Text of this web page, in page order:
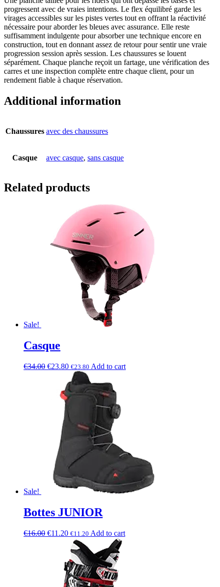
progressent avec de vraies intentions. Le flex équilibré garde les
virages accessibles sur les pistes vertes tout en offrant la réactivité
nécessaire pour aborder les bleues avec assurance. Elle reste
suffisamment indulgente pour absorber une technique encore en
construction, tout en donnant assez de retour pour sentir une vraie
progression session après session. Les chaussures se louent
séparément. Chaque planche reçoit un fartage, une vérification des
carres et une inspection complète entre chaque client, pour un
rendement fiable à chaque réservation.
Additional information
Chaussures avec des chaussures
Casque avec casque, sans casque
Related products
Sale!
Casque
€34.00 €23.80 €23.80 Add to cart
Sale!
Bottes JUNIOR
€16.00 €11.20 €11.20 Add to cart